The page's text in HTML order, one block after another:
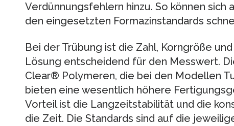
Verdünnungsfehlern hinzu. So können sich
den eingesetzten Formazinstandards
Bei der Trübung ist die Zahl, Korngröße
Lösung entscheidend für den Messwert.
Clear® Polymeren, die bei den Modellen
bieten eine wesentlich höhere
Vorteil ist die Langzeitstabilität und die
die Zeit. Die Standards sind auf die